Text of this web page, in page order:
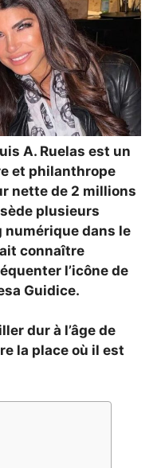
A. Ruelas est un
et philanthrope
nette de 2 millions
plusieurs
dans le
connaître
l’icône de
Guidice.
dur à l’âge de
la place où il est